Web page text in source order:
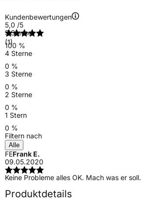
Kundenbewertungen
5,0 /5
(1)
5 Sterne
100 %
4 Sterne
0 %
3 Sterne
0 %
2 Sterne
0 %
1 Stern
0 %
Filtern nach
Alle
FEFrank E.
09.05.2020
Keine Probleme alles OK. Mach was er soll.
Produktdetails